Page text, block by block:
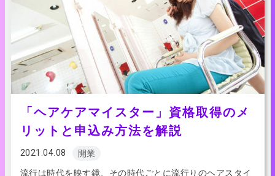
「ヘアケアマイスター」資格取得のメ
リットと申込み方法を解説
2021.04.08
開業
流行は時代を映す鏡。その時代ごとに流行りのヘアスタイ